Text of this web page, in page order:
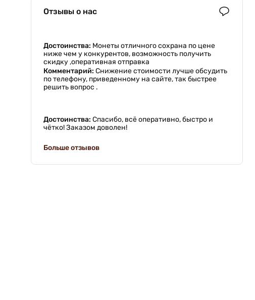
Отзывы о нас
Достоинства: Монеты отличного сохрана по цене
ниже чем у конкурентов, возможность получить
скидку ,оперативная отправка
Комментарий: Снижение стоимости лучше обсудить
по телефону, приведенному на сайте, так быстрее
решить вопрос .
Достоинства: Спасибо, всё оперативно, быстро и
чётко! Заказом доволен!
Больше отзывов